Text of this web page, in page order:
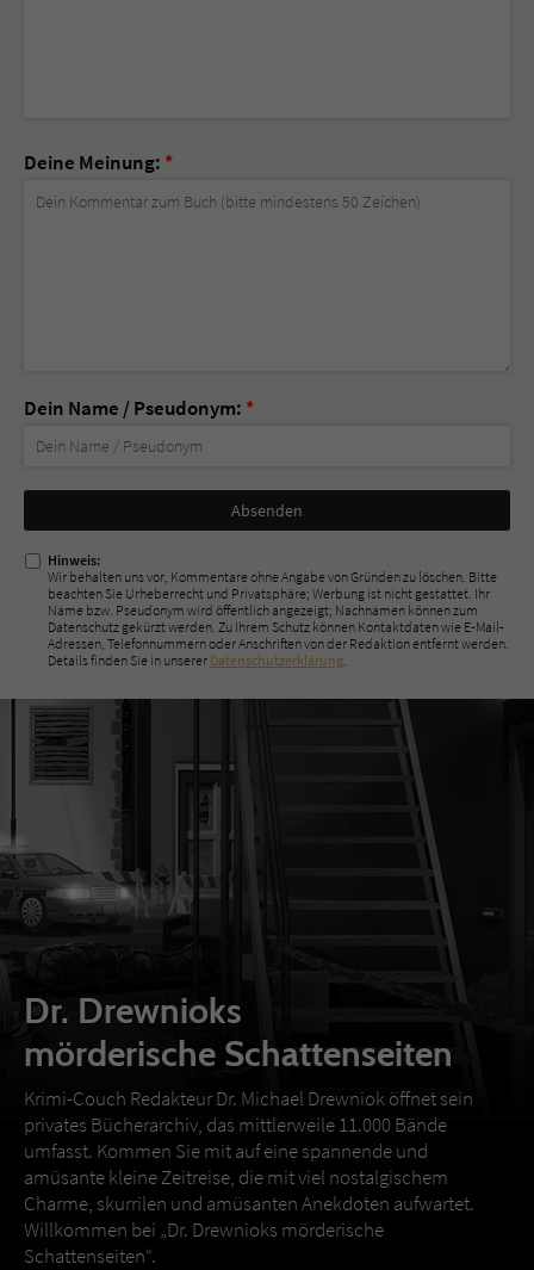
Deine Meinung: *
Dein Name / Pseudonym: *
Nicht
ausfüllen!
Hinweis:
Wir behalten uns vor, Kommentare ohne Angabe von Gründen zu löschen. Bitte
beachten Sie Urheberrecht und Privatsphäre; Werbung ist nicht gestattet. Ihr
Name bzw. Pseudonym wird öffentlich angezeigt; Nachnamen können zum
Datenschutz gekürzt werden. Zu Ihrem Schutz können Kontaktdaten wie E-Mail-
Adressen, Telefonnummern oder Anschriften von der Redaktion entfernt werden.
Details finden Sie in unserer Datenschutzerklärung
Dr. Drewnioks
mörderische Schattenseiten
Krimi-Couch Redakteur Dr. Michael Drewniok öffnet sein
privates Bücherarchiv, das mittlerweile 11.000 Bände
umfasst. Kommen Sie mit auf eine spannende und
amüsante kleine Zeitreise, die mit viel nostalgischem
Charme, skurrilen und amüsanten Anekdoten aufwartet.
Willkommen bei „Dr. Drewnioks mörderische
Schattenseiten“.